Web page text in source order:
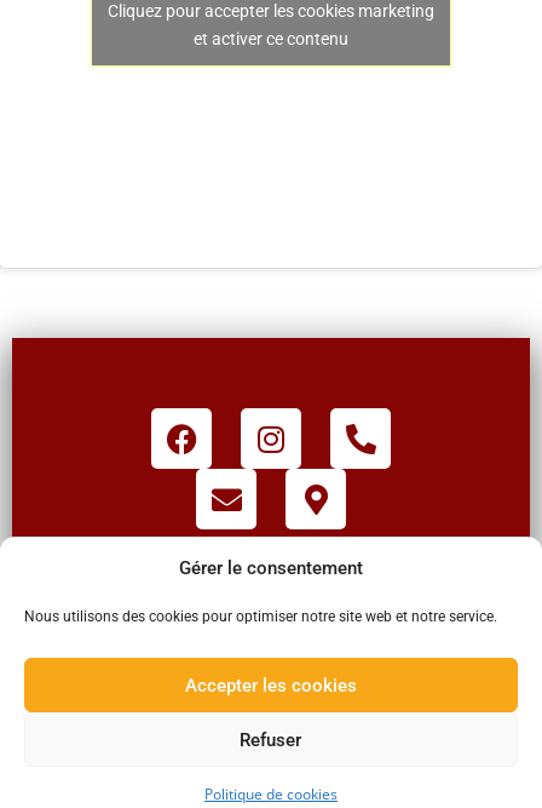
Gérer le consentement
Nous utilisons des cookies pour optimiser notre site web et notre service.
Accepter les cookies
Refuser
Politique de cookies
Cliquez pour accepter les cookies marketing
et activer ce contenu
Claisse Chauffage
© Tous droits